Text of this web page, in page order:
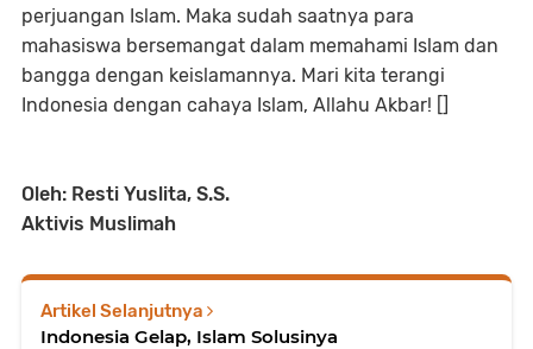
perjuangan Islam. Maka sudah saatnya para
mahasiswa bersemangat dalam memahami Islam dan
bangga dengan keislamannya. Mari kita terangi
Indonesia dengan cahaya Islam, Allahu Akbar! []
Oleh: Resti Yuslita, S.S.
Aktivis Muslimah
Artikel Selanjutnya
Indonesia Gelap, Islam Solusinya